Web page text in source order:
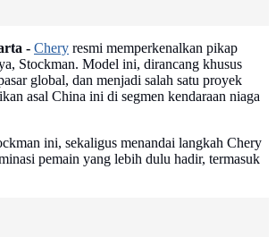
- Chery resmi memperkenalkan pikap
Stockman. Model ini, dirancang khusus
global, dan menjadi salah satu proyek
asal China ini di segmen kendaraan niaga
ini, sekaligus menandai langkah Chery
pemain yang lebih dulu hadir, termasuk